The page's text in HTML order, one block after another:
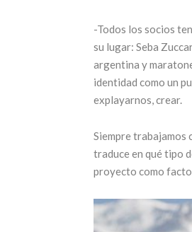
-Todos los socios
su lugar: Seba
argentina y
identidad como un
explayarnos, crear.
Siempre trabajamos
traduce en qué tipo
proyecto como